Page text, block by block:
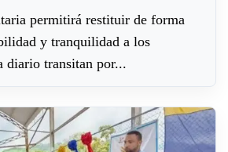
permitirá restituir de forma
y tranquilidad a los
diario transitan por...